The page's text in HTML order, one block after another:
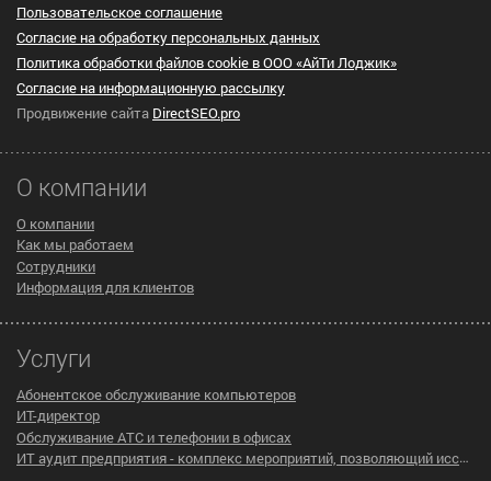
Пользовательское cоглашение
Согласие на обработку персональных данных
Политика обработки файлов cookie в ООО «АйТи Лоджик»
Согласие на информационную рассылку
Продвижение сайта DirectSEO.pro
О компании
О компании
Как мы работаем
Сотрудники
Информация для клиентов
Услуги
Абонентское обслуживание компьютеров
ИТ-директор
Обслуживание АТС и телефонии в офисах
ИТ аудит предприятия - комплекс мероприятий, позволяющий исследовать существующую инфраструктуру компании на предмет эффективности ее работы